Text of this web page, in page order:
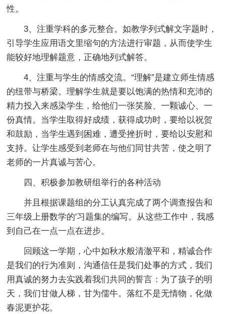
性。
3、注重学科的多元整合。如教学列式解文字题时，
引导学生应用语文里缩句的方法进行审题，从而使学生
能较好地理解题意，正确地列式解答。
4、注重与学生的情感交流。“理解”是建立师生情感
的纽带与桥梁。理解学生就是要以饱满的热情和充沛的
精力投入来感染学生，给他们一张笑脸、一颗诚心、一
份真情。当学生取得好成绩，获得成功时，要给以祝贺
和鼓励，当学生遇到困难，遭受挫折时，要给以安慰和
支持。让学生感受到老师在与他们同甘共苦，使之明了
老师的一片真诚与苦心。
四、积极参加教研组举行的各种活动
并且根据课题组的分工认真完成了两个调查报告和
三年级上册数学的'习题集的编写。从这些工作中，我感
到自己在一点一点在进步。
回顾这一学期，心中如秋水般清澈平和，精诚合作
是我们的行为准则，沟通信任是我们处事的方式，我们
用真诚的努力去实践着我们共同的誓言：为了孩子的明
天，我们甘做人梯，甘为儒牛。落红不是无情物，化做
春泥更护花。